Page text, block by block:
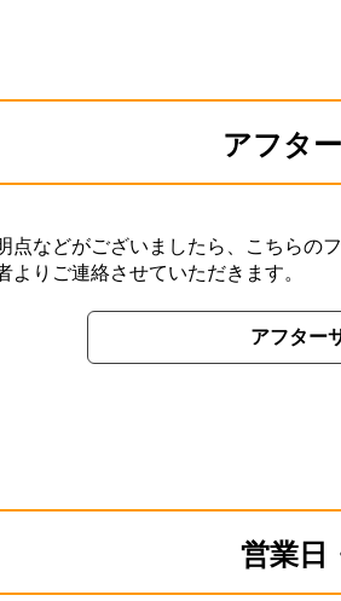
アフタ
点などがございましたら、こちらの
よりご連絡させていただきます。
アフター
営業日